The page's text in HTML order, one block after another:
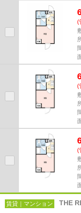
(
(
(
賃貸｜マンション THE